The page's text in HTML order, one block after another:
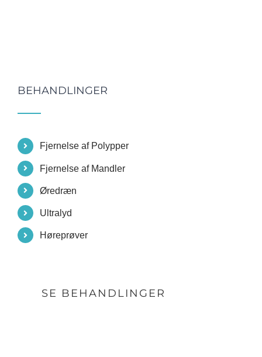
BEHANDLINGER
Fjernelse af Polypper
Fjernelse af Mandler
Øredræn
Ultralyd
Høreprøver
SE BEHANDLINGER